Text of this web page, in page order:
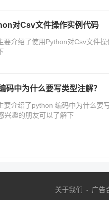
对Csv文件操作实例代码
要介绍了使用Python对Csv文件
码中为什么要写类型注解？
要介绍了python 编码中为什么要
兴趣的朋友可以了解下
关于我们 - 广告